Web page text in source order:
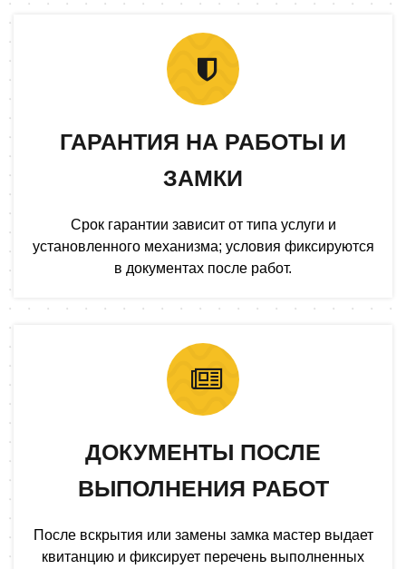
ГАРАНТИЯ НА РАБОТЫ И
ЗАМКИ
Срок гарантии зависит от типа услуги и
установленного механизма; условия фиксируются
в документах после работ.
ДОКУМЕНТЫ ПОСЛЕ
ВЫПОЛНЕНИЯ РАБОТ
После вскрытия или замены замка мастер выдает
квитанцию и фиксирует перечень выполненных